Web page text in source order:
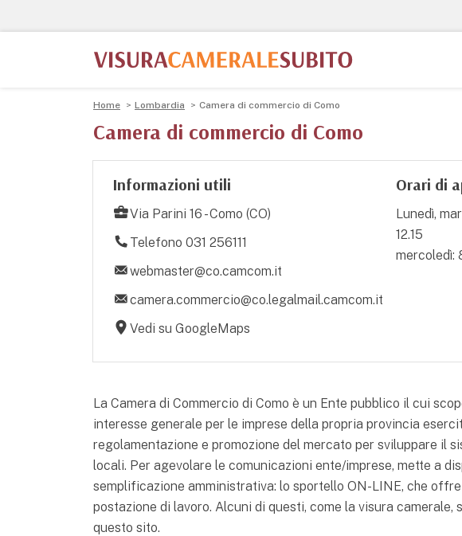
Home Lombardia Camera di commercio di Como
Camera di commercio di Como
Informazioni utili
Via Parini 16 - Como (CO)
Telefono 031 256111
webmaster@co.camcom.it
camera.commercio@co.legalmail.camcom.it
Vedi su GoogleMaps
Orari di
Lunedì,
12.15
mercoledì:
La Camera di Commercio di Como è un Ente pubblico il cui
interesse generale per le imprese della propria provincia
regolamentazione e promozione del mercato per sviluppare il
locali. Per agevolare le comunicazioni ente/imprese, mette a
semplificazione amministrativa: lo sportello ON-LINE, che
postazione di lavoro. Alcuni di questi, come la visura camerale,
questo sito.